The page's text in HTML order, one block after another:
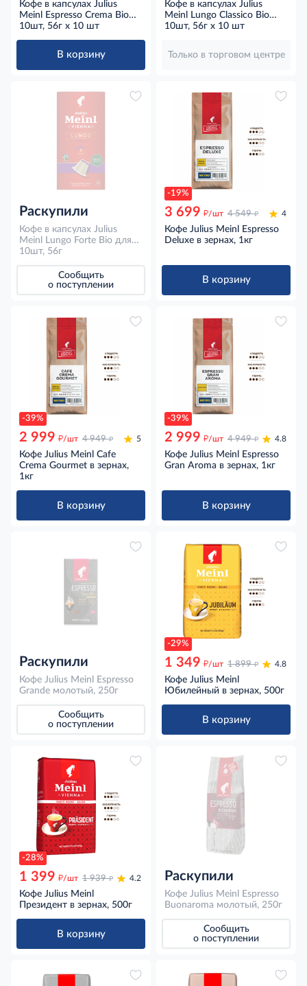
Кофе в капсулах Julius
Meinl Espresso Crema Bio
для кофемашин Nespresso
10шт, 56г x 10 шт
В корзину
Кофе в капсулах Julius
Meinl Lungo Classico Bio
для кофемашин Nespresso
10шт, 56г x 10 шт
Только в торговом центре
Раскупили
Кофе в капсулах Julius
Meinl Lungo Forte Bio для
кофемашин Nespresso
10шт, 56г
Сообщить
о поступлении
-19%
3 699 д/шт 4 549 д 4
Кофе Julius Meinl Espresso
Deluxe в зернах, 1кг
В корзину
-39%
2 999 д/шт 4 949 д 5
Кофе Julius Meinl Cafe
Crema Gourmet в зернах,
1кг
В корзину
-39%
2 999 д/шт 4 949 д 4.8
Кофе Julius Meinl Espresso
Gran Aroma в зернах, 1кг
В корзину
Раскупили
Кофе Julius Meinl Espresso
Grande молотый, 250г
Сообщить
о поступлении
-29%
1 349 д/шт 1 899 д 4.8
Кофе Julius Meinl
Юбилейный в зернах, 500г
В корзину
-28%
1 399 д/шт 1 939 д 4.2
Кофе Julius Meinl
Президент в зернах, 500г
В корзину
Раскупили
Кофе Julius Meinl Espresso
Buonaroma молотый, 250г
Сообщить
о поступлении